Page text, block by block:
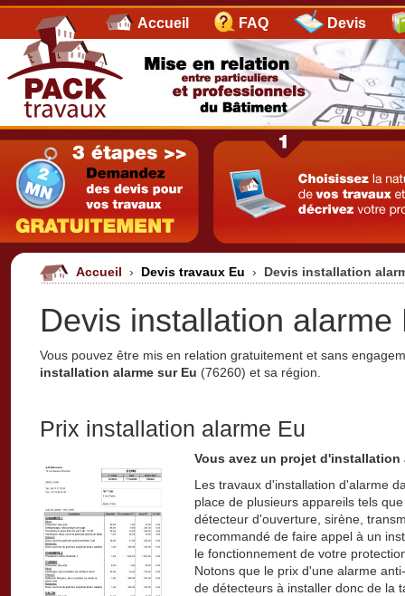
Accueil FAQ Devis
Accueil › Devis travaux Eu › Devis installation
Devis installation alarme
Vous pouvez être mis en relation gratuitement et sans
installation alarme sur Eu (76260) et sa région.
Prix installation alarme Eu
Vous avez un projet d'installation
Les travaux d'installation d'alarme
place de plusieurs appareils tels
détecteur d'ouverture, sirène,
recommandé de faire appel à un
le fonctionnement de votre
Notons que le prix d'une alarme
de détecteurs à installer donc de la